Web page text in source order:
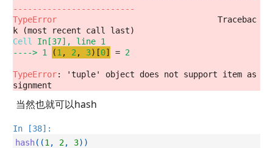
-------------------------
TypeError
                                 Tracebac
Cell
In[37] , line 1
----> 1 (1 , 2 , 3) [0] = 2
TypeError: 'tuple' object does not support item as
signment
当然也就可以hash
In [38]:
hash((1 , 2, 3))